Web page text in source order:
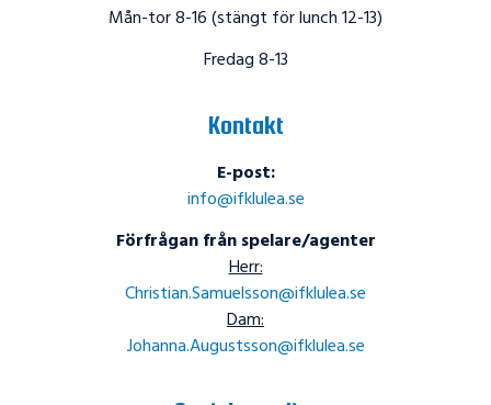
Mån-tor 8-16 (stängt för lunch 12-13)
Fredag 8-13
Kontakt
E-post:
info@ifklulea.se
Förfrågan från spelare/agenter
Herr:
Christian.Samuelsson@ifklulea.se
Dam:
Johanna.Augustsson@ifklulea.se